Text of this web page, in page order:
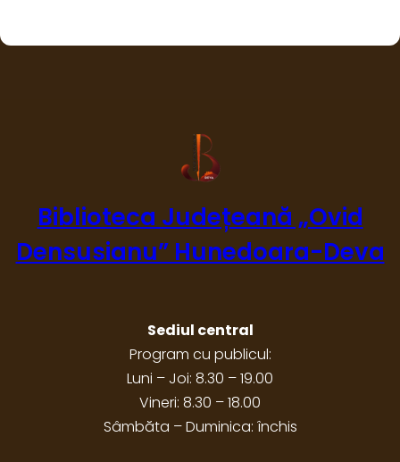
1954
Biblioteca Județeană „Ovid
Densusianu” Hunedoara-Deva
Sediul central
Program cu publicul:
Luni – Joi: 8.30 – 19.00
Vineri: 8.30 – 18.00
Sâmbăta – Duminica: închis